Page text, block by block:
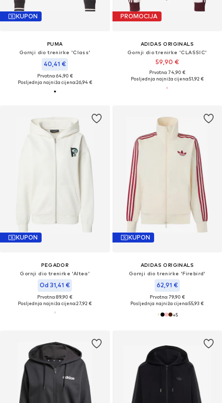
KUPON
PUMA
Gornji dio trenirke 'Class'
40,41 €
Prvotno: 64,90 €
Posljednja najniža cijena:26,94 €
PROMOCIJA
ADIDAS ORIGINALS
Gornji dio trenirke 'CLASSIC'
59,90 €
Prvotno: 74,90 €
Posljednja najniža cijena:51,92 €
KUPON
PEGADOR
Gornji dio trenirke 'Altea'
Od 31,41 €
Prvotno: 89,90 €
Posljednja najniža cijena:27,92 €
KUPON
ADIDAS ORIGINALS
Gornji dio trenirke 'Firebird'
62,91 €
Prvotno: 79,90 €
Posljednja najniža cijena:55,93 €
+5